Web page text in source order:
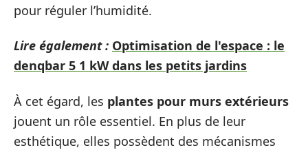
pour réguler l’humidité.
Lire également : Optimisation de l'espace : le
denqbar 5 1 kW dans les petits jardins
À cet égard, les plantes pour murs extérieurs
jouent un rôle essentiel. En plus de leur
esthétique, elles possèdent des mécanismes